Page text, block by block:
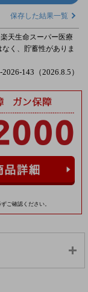
保存した結果一覧
天生命スーパー医療
く、貯蓄性がありま
2026-143（2026.8.5）
ご確認ください。